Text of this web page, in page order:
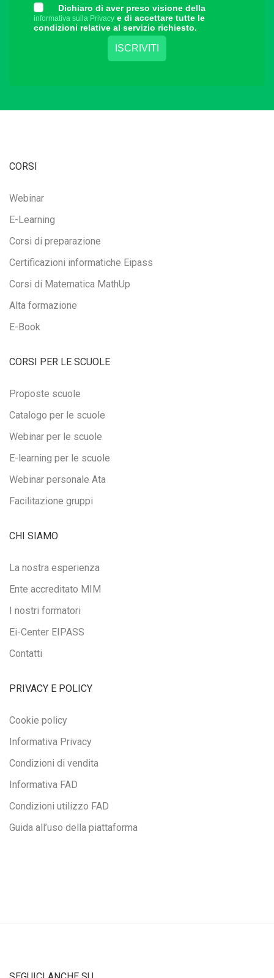
Dichiaro di aver preso visione della
informativa sulla Privacy e di accettare tutte le
condizioni relative al servizio richiesto.
CORSI
Webinar
E-Learning
Corsi di preparazione
Certificazioni informatiche Eipass
Corsi di Matematica MathUp
Alta formazione
E-Book
CORSI PER LE SCUOLE
Proposte scuole
Catalogo per le scuole
Webinar per le scuole
E-learning per le scuole
Webinar personale Ata
Facilitazione gruppi
CHI SIAMO
La nostra esperienza
Ente accreditato MIM
I nostri formatori
Ei-Center EIPASS
Contatti
PRIVACY E POLICY
Cookie policy
Informativa Privacy
Condizioni di vendita
Informativa FAD
Condizioni utilizzo FAD
Guida all’uso della piattaforma